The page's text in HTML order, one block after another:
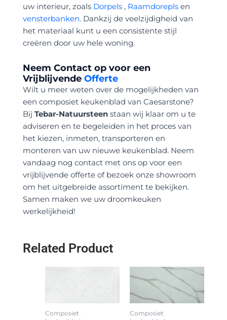
uw interieur, zoals Dorpels , Raamdorepls en
vensterbanken. Dankzij de veelzijdigheid van
het materiaal kunt u een consistente stijl
creëren door uw hele woning.
Neem Contact op voor een
Vrijblijvende Offerte
Wilt u meer weten over de mogelijkheden van
een composiet keukenblad van Caesarstone?
Bij Tebar-Natuursteen staan wij klaar om u te
adviseren en te begeleiden in het proces van
het kiezen, inmeten, transporteren en
monteren van uw nieuwe keukenblad. Neem
vandaag nog contact met ons op voor een
vrijblijvende offerte of bezoek onze showroom
om het uitgebreide assortiment te bekijken.
Samen maken we uw droomkeuken
werkelijkheid!
Related Product
Composiet
Composiet